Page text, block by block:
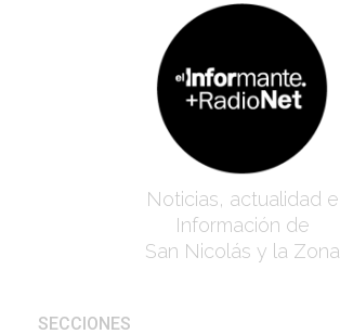
Noticias, actualidad e
Información de
San Nicolás y la Zona
SECCIONES